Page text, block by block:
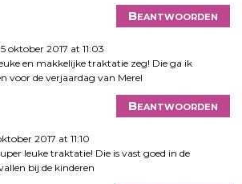
Beantwoorden
5 oktober 2017 at 11:03
en makkelijke traktatie zeg! Die ga ik
voor de verjaardag van Merel
Beantwoorden
2017 at 11:10
leuke traktatie! Die is vast goed in de
bij de kinderen